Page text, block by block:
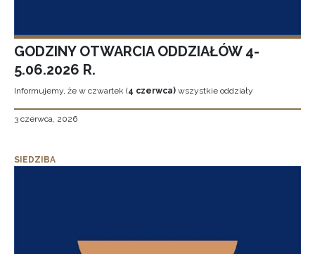
GODZINY OTWARCIA ODDZIAŁÓW 4-
5.06.2026 R.
Informujemy, że w czwartek (4 czerwca) wszystkie oddziały
3 czerwca, 2026
SIEDZIBA